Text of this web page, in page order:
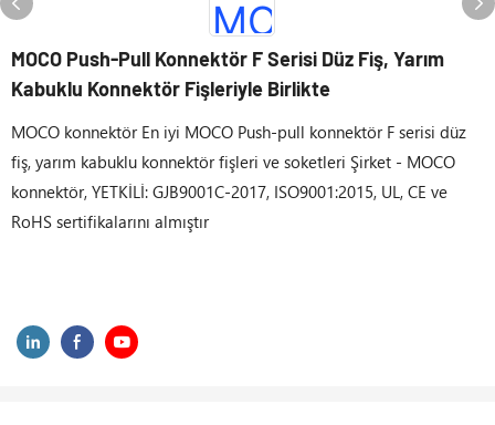
MOCO Push-Pull Konnektör F Serisi Düz Fiş, Yarım
Kabuklu Konnektör Fişleriyle Birlikte
MOCO konnektör En iyi MOCO Push-pull konnektör F serisi düz
fiş, yarım kabuklu konnektör fişleri ve soketleri Şirket - MOCO
konnektör, YETKİLİ: GJB9001C-2017, ISO9001:2015, UL, CE ve
RoHS sertifikalarını almıştır